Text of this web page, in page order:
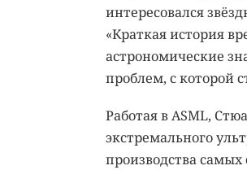
интересовался
«Краткая история
астрономические
проблем, с которой
Работая в ASML,
экстремального
производства